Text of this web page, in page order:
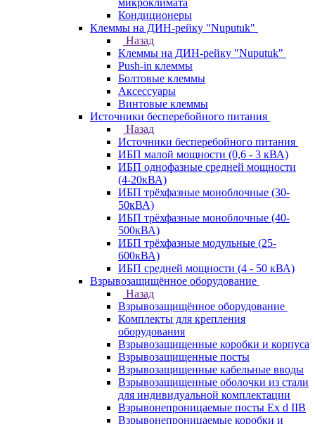
микроклимата
Кондиционеры
Клеммы на ДИН-рейку "Nuputuk"
Назад
Клеммы на ДИН-рейку "Nuputuk"
Push-in клеммы
Болтовые клеммы
Аксессуары
Винтовые клеммы
Источники бесперебойного питания
Назад
Источники бесперебойного питания
ИБП малой мощности (0,6 - 3 кВА)
ИБП однофазные средней мощности
(4-20кВА)
ИБП трёхфазные моноблочные (30-
50кВА)
ИБП трёхфазные моноблочные (40-
500кВА)
ИБП трёхфазные модульные (25-
600кВА)
ИБП средней мощности (4 - 50 кВА)
Взрывозащищённое оборудование
Назад
Взрывозащищённое оборудование
Комплекты для крепления
оборудования
Взрывозащищенные коробки и корпуса
Взрывозащищенные посты
Взрывозащищенные кабельные вводы
Взрывозащищенные оболочки из стали
для индивидуальной комплектации
Взрывонепроницаемые посты Ex d IIB
Взрывонепроницаемые коробки и